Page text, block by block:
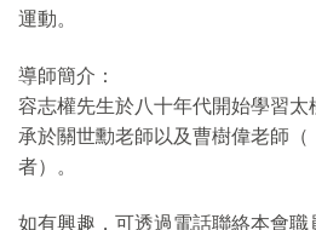
運動。
導師簡介：
容志權先生於八十年代開始學習
承於關世勳老師以及曹樹偉老師
者）。
如有興趣，可透過電話聯絡本會職